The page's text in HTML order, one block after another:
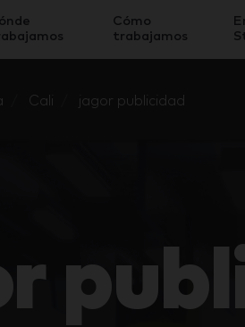
Cómo
trabajamos
Cali jagor publicidad